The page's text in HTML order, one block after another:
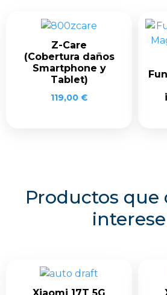
Z-Care
(Cobertura daños
Smartphone y
Tablet)
119,00 €
Productos que